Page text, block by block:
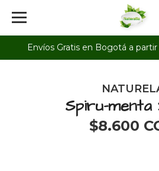
Envíos Gratis en Bogotá a partir
Spiru-menta
$8.600